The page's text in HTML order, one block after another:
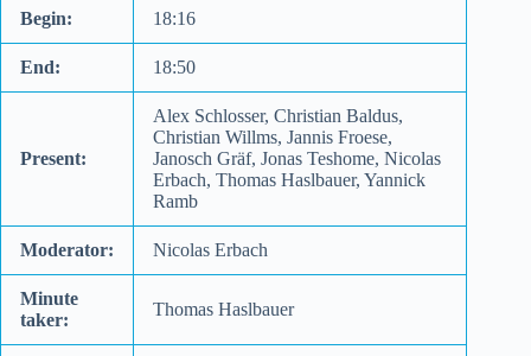
Begin: 18:16
End: 18:50
Present:
Alex Schlosser, Christian Baldus,
Christian Willms, Jannis Froese,
Janosch Gräf, Jonas Teshome, Nicolas
Erbach, Thomas Haslbauer, Yannick
Ramb
Moderator: Nicolas Erbach
Minute
taker:
Thomas Haslbauer